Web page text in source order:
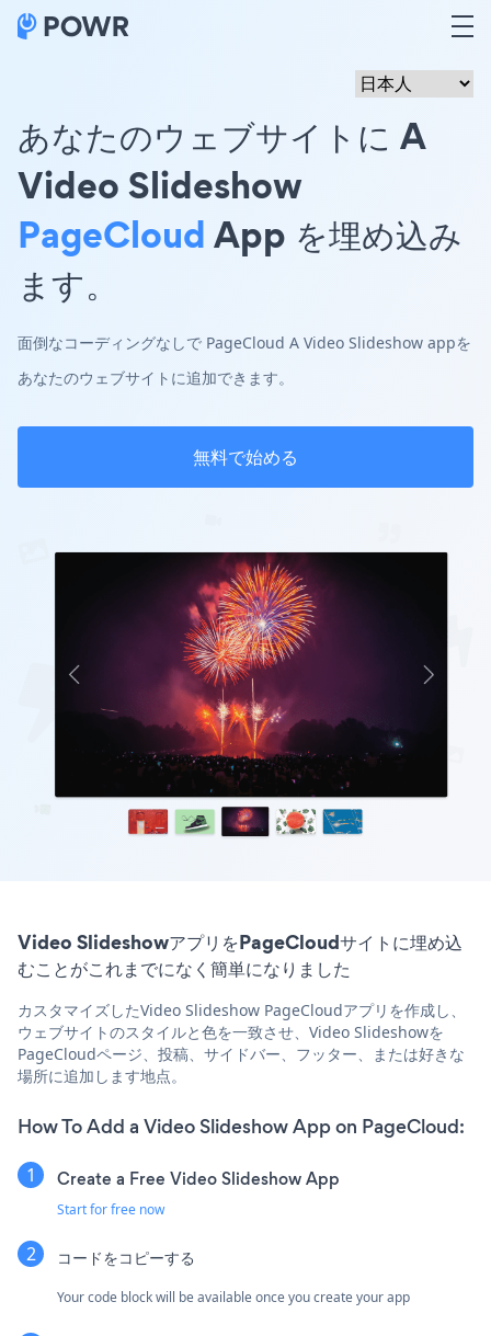
あなたのウェブサイトに A
Video Slideshow
PageCloudApp を埋め込み
ます。
面倒なコーディングなしで PageCloud A Video Slideshow appを
あなたのウェブサイトに追加できます。
無料で始める
Video SlideshowアプリをPageCloudサイトに埋め込
むことがこれまでになく簡単になりました
カスタマイズしたVideo Slideshow PageCloudアプリを作成し、
ウェブサイトのスタイルと色を一致させ、Video Slideshowを
PageCloudページ、投稿、サイドバー、フッター、または好きな
場所に追加します地点。
How To Add a Video Slideshow App on PageCloud:
Create a Free Video Slideshow App
Start for free now
コードをコピーする
Your code block will be available once you create your app